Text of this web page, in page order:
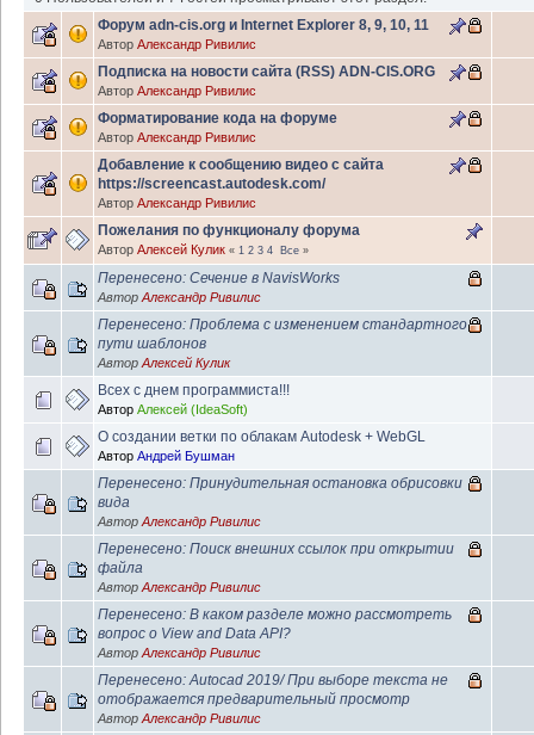
Форум adn-cis.org и Internet Explorer 8, 9, 10, 11
Автор Александр Ривилис
Подписка на новости сайта (RSS) ADN-CIS.ORG
Автор Александр Ривилис
Форматирование кода на форуме
Автор Александр Ривилис
Добавление к сообщению видео с сайта
https://screencast.autodesk.com/
Автор Александр Ривилис
Пожелания по функционалу форума
Автор Алексей Кулик « 1 2 3 4 Все »
Перенесено: Сечение в NavisWorks
Автор Александр Ривилис
Перенесено: Проблема с изменением стандартного
пути шаблонов
Автор Алексей Кулик
Всех с днем программиста!!!
Автор Алексей (IdeaSoft)
О создании ветки по облакам Autodesk + WebGL
Автор Андрей Бушман
Перенесено: Принудительная остановка обрисовки
вида
Автор Александр Ривилис
Перенесено: Поиск внешних ссылок при открытии
файла
Автор Александр Ривилис
Перенесено: В каком разделе можно рассмотреть
вопрос о View and Data API?
Автор Александр Ривилис
Перенесено: Autocad 2019/ При выборе текста не
отображается предварительный просмотр
Автор Александр Ривилис